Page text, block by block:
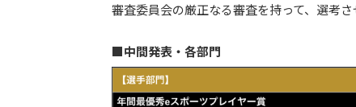
審査委員会の厳正なる審査を持って、選考さ
■中間発表・各部門